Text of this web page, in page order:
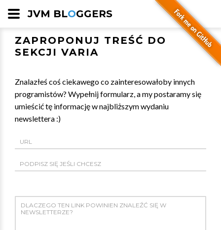
JVM BLOGGERS
ZAPROPONUJ TREŚĆ DO
SEKCJI VARIA
Znalazłeś coś ciekawego co zainteresowałoby innych
programistów? Wypełnij formularz, a my postaramy się
umieścić tę informację w najbliższym wydaniu
newslettera :)